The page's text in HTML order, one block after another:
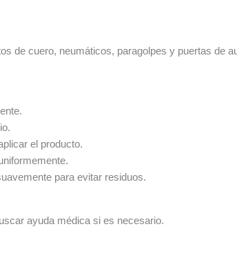
de cuero, neumáticos, paragolpes y puertas de
el producto.
para evitar residuos.
ayuda médica si es necesario.